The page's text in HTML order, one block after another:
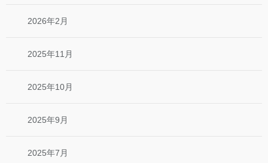
2026年2月
2025年11月
2025年10月
2025年9月
2025年7月